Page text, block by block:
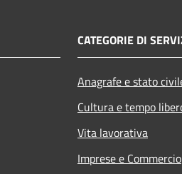
CATEGORIE DI
Anagrafe e stato
Cultura e tempo
Vita lavorativa
Imprese e Commercio